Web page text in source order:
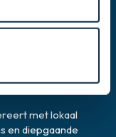
met lokaal
en diepgaande